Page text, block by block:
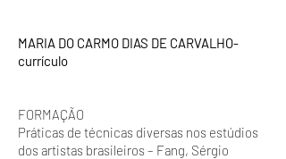
MARIA DO CARMO DIAS DE CARVALHO-
currículo
FORMAÇÃO
Práticas de técnicas diversas nos estúdios
dos artistas brasileiros – Fang, Sérgio